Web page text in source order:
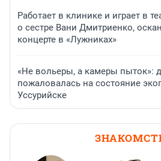
Работает в клинике и играет в
о сестре Вани Дмитриенко,
концерте в «Лужниках»
«Не вольеры, а камеры пыток»:
пожаловалась на состояние
Уссурийске